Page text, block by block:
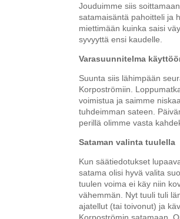
Jouduimme siis
satamaisäntä pahoitteli ja
miettimään kuinka saisi
syvyyttä ensi kaudelle.
Varasuunnitelma
Suunta siis lähimpään
Korpoströmiin.
voimistua ja saimme
tuhdeimman sateen.
perillä olimme vasta
Sataman valinta tuulella
Kun säätiedotukset
satama olisi hyvä valita
tuulen voima ei käy niin
vähemmän. Nyt tuuli tuli
ajatellut (tai toivonut) ja
Korpoströmin satamaan.